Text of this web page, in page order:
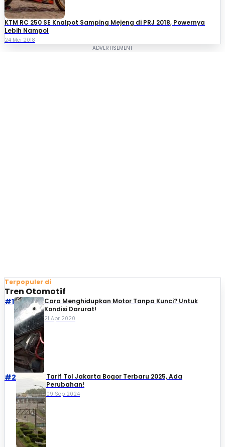
KTM RC 250 SE Knalpot Samping Mejeng di PRJ 2018, Powernya
Lebih Nampol
24 Mei 2018
Terpopuler di
Tren Otomotif
#1
Cara Menghidupkan Motor Tanpa Kunci? Untuk
Kondisi Darurat!
21 Apr 2020
#2
Tarif Tol Jakarta Bogor Terbaru 2025, Ada
Perubahan!
09 Sep 2024